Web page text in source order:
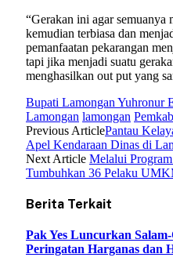
“Gerakan ini agar semuanya
kemudian terbiasa dan
pemanfaatan pekarangan
tapi jika menjadi suatu
menghasilkan out put yang
Bupati Lamongan Yuhronur
Lamongan lamongan
Previous ArticlePantau
Apel Kendaraan Dinas di
Next Article Melalui
Tumbuhkan 36 Pelaku
Berita Terkait
Pak Yes Luncurkan
Peringatan Harganas dan